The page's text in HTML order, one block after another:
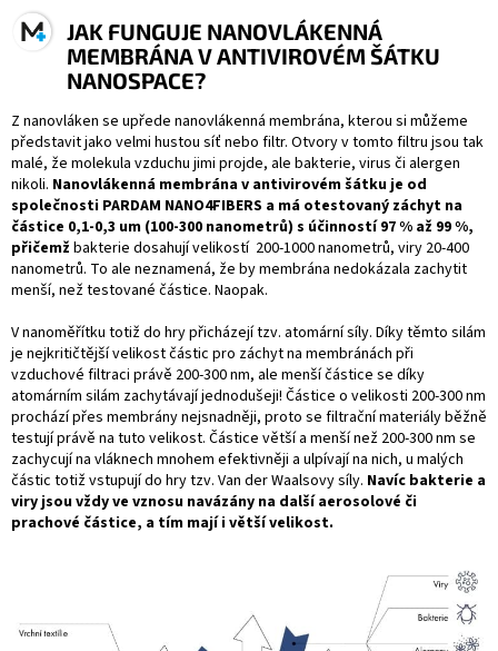
JAK FUNGUJE NANOVLÁKENNÁ
MEMBRÁNA V ANTIVIROVÉM ŠÁTKU
NANOSPACE?
Z nanovláken se upřede nanovlákenná membrána, kterou si můžeme
představit jako velmi hustou síť nebo filtr. Otvory v tomto filtru jsou tak
malé, že molekula vzduchu jimi projde, ale bakterie, virus či alergen
nikoli. Nanovlákenná membrána v antivirovém šátku je od
společnosti PARDAM NANO4FIBERS a má otestovaný záchyt na
částice 0,1-0,3 um (100-300 nanometrů) s účinností 97 % až 99 %,
přičemž bakterie dosahují velikostí 200-1000 nanometrů, viry 20-400
nanometrů. To ale neznamená, že by membrána nedokázala zachytit
menší, než testované částice. Naopak.
V nanoměřítku totiž do hry přicházejí tzv. atomární síly. Díky těmto silám
je nejkritičtější velikost částic pro záchyt na membránách při
vzduchové filtraci právě 200-300 nm, ale menší částice se díky
atomárním silám zachytávají jednodušeji! Částice o velikosti 200-300 nm
prochází přes membrány nejsnadněji, proto se filtrační materiály běžně
testují právě na tuto velikost. Částice větší a menší než 200-300 nm se
zachycují na vláknech mnohem efektivněji a ulpívají na nich, u malých
částic totiž vstupují do hry tzv. Van der Waalsovy síly. Navíc bakterie a
viry jsou vždy ve vznosu navázány na další aerosolové či
prachové částice, a tím mají i větší velikost.